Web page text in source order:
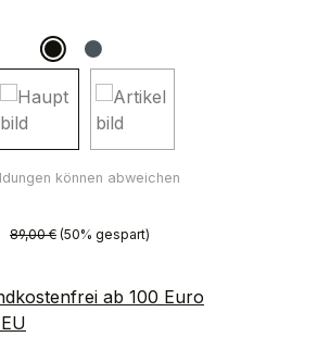
Regulärer Preis:
89,00 € (50% gespart)
ab 100 Euro